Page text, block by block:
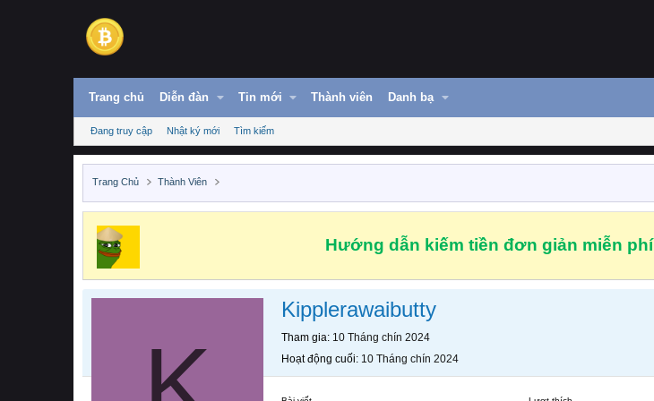
Trang chủ Diễn đàn Tin mới Thành viên Danh bạ
Đang truy cập Nhật ký mới Tìm kiếm
Trang Chủ Thành Viên
Hướng dẫn kiếm tiền đơn giản miễn phí
Kipplerawaibutty
Tham gia 10 Tháng chín 2024
Hoạt động cuối 10 Tháng chín 2024